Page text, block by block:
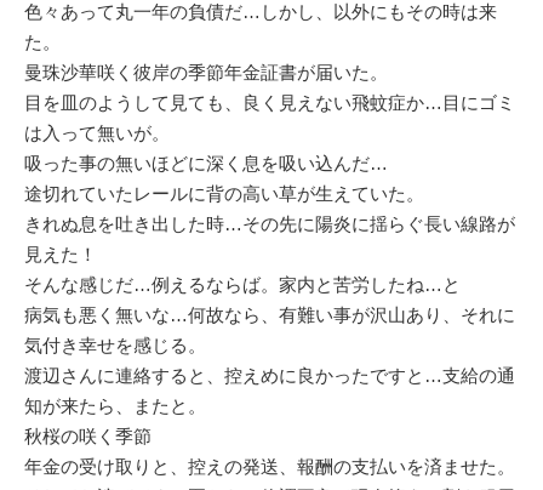
色々あって丸一年の負債だ…しかし、以外にもその時は来
た。
曼珠沙華咲く彼岸の季節年金証書が届いた。
目を皿のようして見ても、良く見えない飛蚊症か…目にゴミ
は入って無いが。
吸った事の無いほどに深く息を吸い込んだ…
途切れていたレールに背の高い草が生えていた。
きれぬ息を吐き出した時…その先に陽炎に揺らぐ長い線路が
見えた！
そんな感じだ…例えるならば。家内と苦労したね…と
病気も悪く無いな…何故なら、有難い事が沢山あり、それに
気付き幸せを感じる。
渡辺さんに連絡すると、控えめに良かったですと…支給の通
知が来たら、またと。
秋桜の咲く季節
年金の受け取りと、控えの発送、報酬の支払いを済ませた。